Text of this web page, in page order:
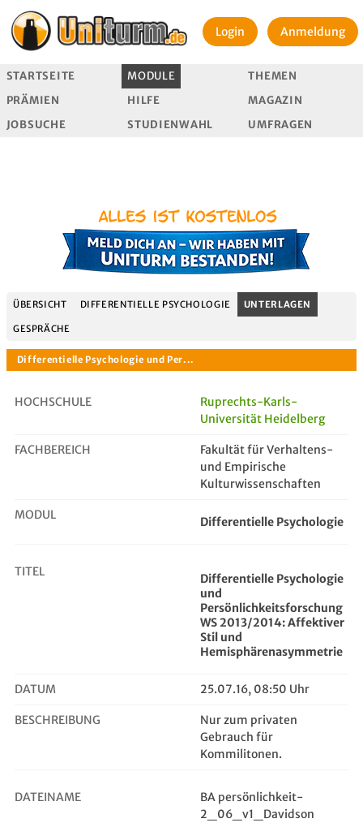
Login Anmeldung
STARTSEITE MODULE
THEMEN
PRÄMIEN
HILFE
MAGAZIN
JOBSUCHE
STUDIENWAHL UMFRAGEN
ÜBERSICHT DIFFERENTIELLE PSYCHOLOGIE UNTERLAGEN
GESPRÄCHE
Differentielle Psychologie und Per...
HOCHSCHULE
Ruprechts-Karls-
Universität Heidelberg
FACHBEREICH
Fakultät für Verhaltens-
und Empirische
Kulturwissenschaften
MODUL Differentielle Psychologie
TITEL
Differentielle Psychologie
und
Persönlichkeitsforschung
WS 2013/2014: Affektiver
Stil und
Hemisphärenasymmetrie
DATUM 25.07.16, 08:50 Uhr
BESCHREIBUNG
Nur zum privaten
Gebrauch für
Kommilitonen.
DATEINAME
BA persönlichkeit-
2_06_v1_Davidson